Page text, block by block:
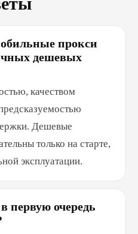
прокси
дешевых
качеством
Дешевые
только на старте,
эксплуатации.
первую очередь